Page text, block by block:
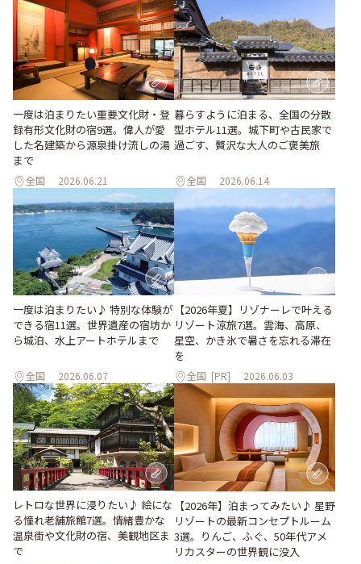
一度は泊まりたい重要文化財・登
録有形文化財の宿9選。偉人が愛
した名建築から源泉掛け流しの湯
まで
全国 2026.06.21
暮らすように泊まる、全国の分散
型ホテル11選。城下町や古民家で
過ごす、贅沢な大人のご褒美旅
全国 2026.06.14
一度は泊まりたい♪ 特別な体験が
できる宿11選。世界遺産の宿坊か
ら城泊、水上アートホテルまで
全国 2026.06.07
【2026年夏】リゾナーレで叶える
リゾート涼旅7選。雲海、高原、
星空、かき氷で暑さを忘れる滞在
を
全国 [PR] 2026.06.03
レトロな世界に浸りたい♪ 絵にな
る憧れ老舗旅館7選。情緒豊かな
温泉街や文化財の宿、美観地区ま
で
【2026年】泊まってみたい♪ 星野
リゾートの最新コンセプトルーム
3選。りんご、ふぐ、50年代アメ
リカスターの世界観に没入